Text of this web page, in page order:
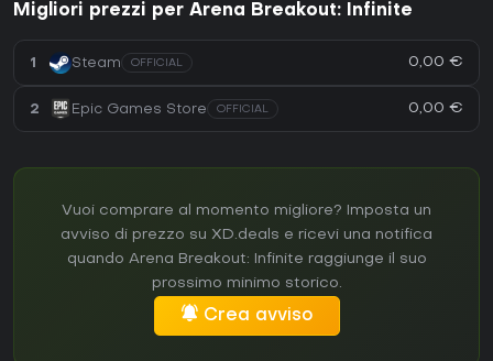
Migliori prezzi per Arena Breakout: Infinite
1 Steam OFFICIAL 0,00 €
2 Epic Games Store OFFICIAL 0,00 €
Vuoi comprare al momento migliore? Imposta un
avviso di prezzo su XD.deals e ricevi una notifica
quando Arena Breakout: Infinite raggiunge il suo
prossimo minimo storico.
Crea avviso